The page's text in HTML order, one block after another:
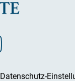
Datenschutz-